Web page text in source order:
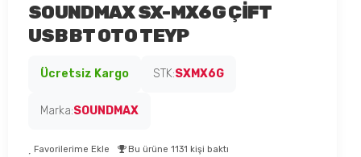
SOUNDMAX SX-MX6G ÇİFT
USB BT OTO TEYP
Ücretsiz Kargo STK:SXMX6G
Marka:SOUNDMAX
Favorilerime Ekle Bu ürüne 1131 kişi baktı